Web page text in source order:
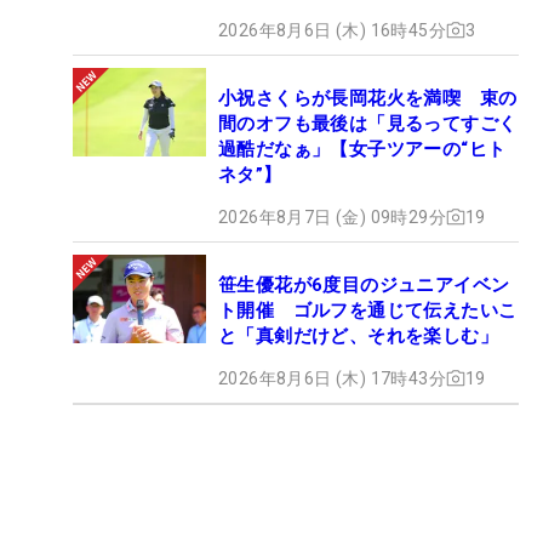
2026年8月6日 (木) 16時45分 3
小祝さくらが長岡花火を満喫 束の
間のオフも最後は「見るってすごく
過酷だなぁ」【女子ツアーの“ヒト
ネタ”】
2026年8月7日 (金) 09時29分 19
笹生優花が6度目のジュニアイベン
ト開催 ゴルフを通じて伝えたいこ
と「真剣だけど、それを楽しむ」
2026年8月6日 (木) 17時43分 19